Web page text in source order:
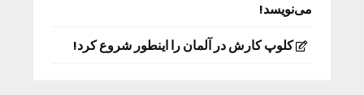
می‌نویسد!
کلوپ کارش در آلمان را اینطور شروع کرد!